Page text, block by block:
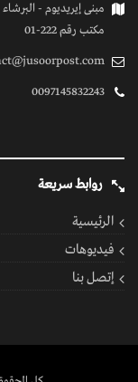
مبنى إيريديوم -
مكتب رقم 222-01
0097145832243
روابط سريعة
الرئيسية
فيديوهات
إتصل بنا